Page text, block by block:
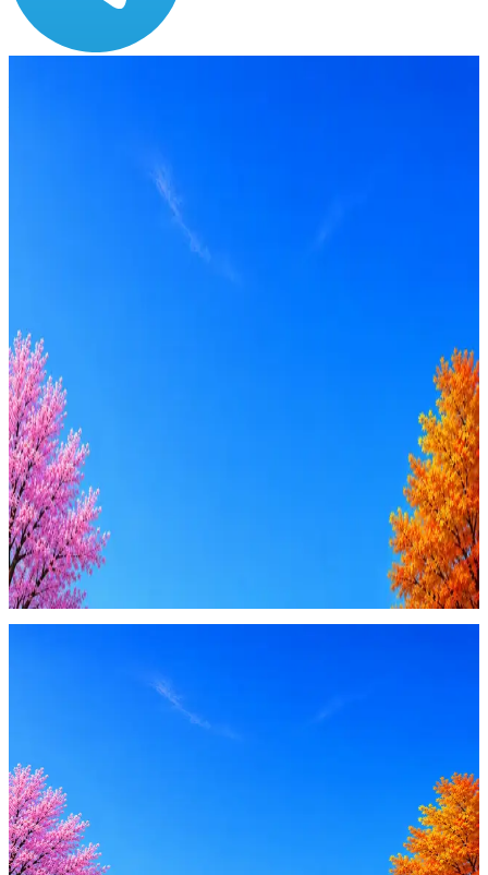
Оффер быстрее с Эйч
Будьте осторожны: если работодатель просит войти через
Google, iCloud или Госуслуги, прислать код или пароль,
запустить ПО или перевести деньги — это мошенники.
Жмите Пожаловаться
Стратегия поиска с AI: рынки, позиции, вилка, каналы